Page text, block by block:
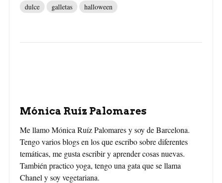
t
dulce galletas halloween
Mónica Ruíz Palomares
Me llamo Mónica Ruíz Palomares y soy de Barcelona.
Tengo varios blogs en los que escribo sobre diferentes
temáticas, me gusta escribir y aprender cosas nuevas.
También practico yoga, tengo una gata que se llama
Chanel y soy vegetariana.